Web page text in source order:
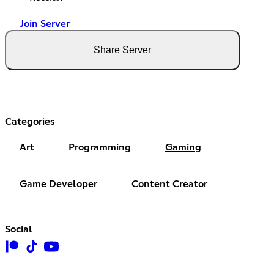
Join Server
Share Server
Categories
Art Programming Gaming
Game Developer Content Creator
Social